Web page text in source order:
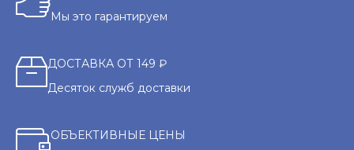
Мы это гарантируем
ДОСТАВКА ОТ 149 ₽
Десяток служб доставки
ОБЪЕКТИВНЫЕ ЦЕНЫ